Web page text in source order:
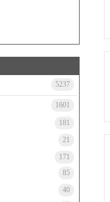
5237
1601
181
21
171
85
40